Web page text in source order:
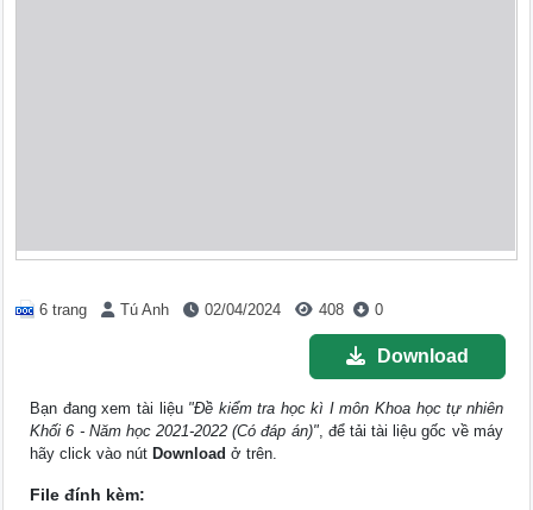
6 trang Tú Anh 02/04/2024 408 0
Download
Bạn đang xem tài liệu "Đề kiểm tra học kì I môn Khoa học tự nhiên
Khối 6 - Năm học 2021-2022 (Có đáp án)", để tải tài liệu gốc về máy
hãy click vào nút Download ở trên.
File đính kèm: